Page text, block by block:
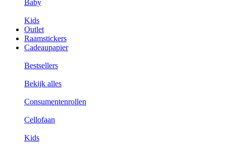
Baby
Kids
Outlet
Raamstickers
Cadeaupapier
Bestsellers
Bekijk alles
Consumentenrollen
Cellofaan
Kids